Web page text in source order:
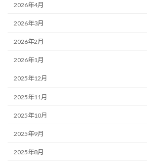
2026年4月
2026年3月
2026年2月
2026年1月
2025年12月
2025年11月
2025年10月
2025年9月
2025年8月